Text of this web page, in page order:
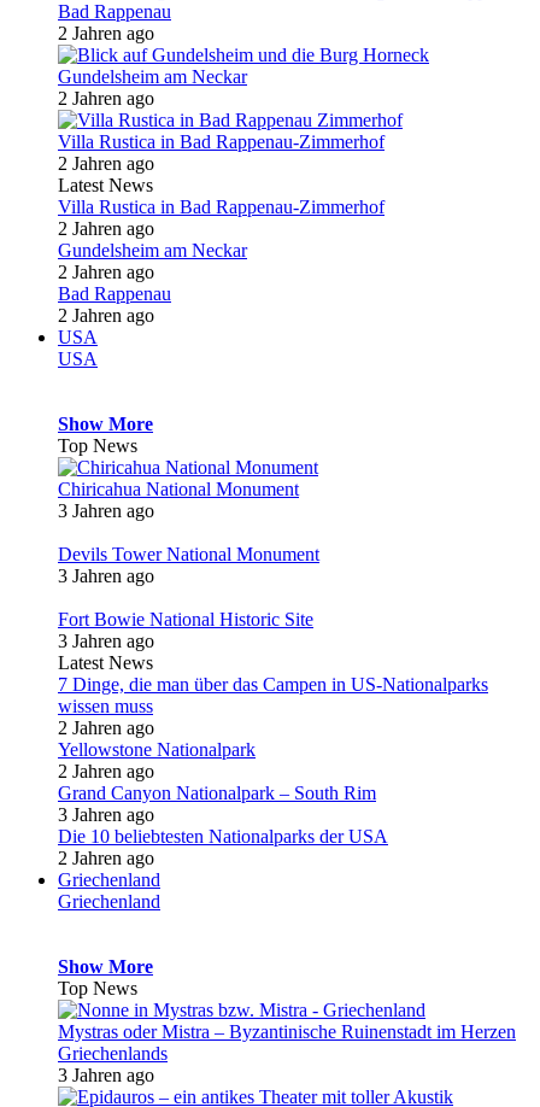
Bad Rappenau
2 Jahren ago
Gundelsheim am Neckar
2 Jahren ago
Villa Rustica in Bad Rappenau-Zimmerhof
2 Jahren ago
Latest News
Villa Rustica in Bad Rappenau-Zimmerhof
2 Jahren ago
Gundelsheim am Neckar
2 Jahren ago
Bad Rappenau
2 Jahren ago
USA
USA
Show More
Top News
Chiricahua National Monument
3 Jahren ago
Devils Tower National Monument
3 Jahren ago
Fort Bowie National Historic Site
3 Jahren ago
Latest News
7 Dinge, die man über das Campen in US-Nationalparks
wissen muss
2 Jahren ago
Yellowstone Nationalpark
2 Jahren ago
Grand Canyon Nationalpark – South Rim
3 Jahren ago
Die 10 beliebtesten Nationalparks der USA
2 Jahren ago
Griechenland
Griechenland
Show More
Top News
Mystras oder Mistra – Byzantinische Ruinenstadt im Herzen
Griechenlands
3 Jahren ago